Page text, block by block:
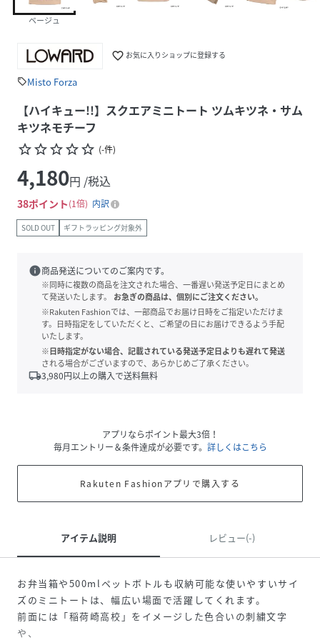
ベージュ
favorite_border お気に入りショップに登録する
sellMisto Forza
【ハイキュー!!】スクエアミニトート ツムキツネ・サム
キツネモチーフ
star_borderstar_borderstar_borderstar_borderstar_border (-件)
4,180円 /税込
38ポイント 1倍 内訳
SOLD OUT ギフトラッピング対象外
info商品発送についてのご案内です。
※同時に複数の商品を注文された場合、一番遅い発送予定日にまとめ
て発送いたします。
お急ぎの商品は、個別にご注文ください。
※Rakuten Fashionでは、一部商品でお届け日時をご指定いただけま
す。日時指定をしていただくと、ご希望の日にお届けできるよう手配
いたします。
※日時指定がない場合、記載されている発送予定日よりも遅れて発送
される場合がございますので、あらかじめご了承ください。
local_shipping3,980円以上の購入で送料無料
アプリならポイント最大3倍！
毎月エントリー＆条件達成が必要です。 詳しくはこちら
Rakuten Fashionアプリで購入する
アイテム説明 レビュー(-)
お弁当箱や500mlペットボトルも収納可能な使いやすいサイ
ズのミニトートは、幅広い場面で活躍してくれます。
前面には「稲荷崎高校」をイメージした色合いの刺繍文字
や、